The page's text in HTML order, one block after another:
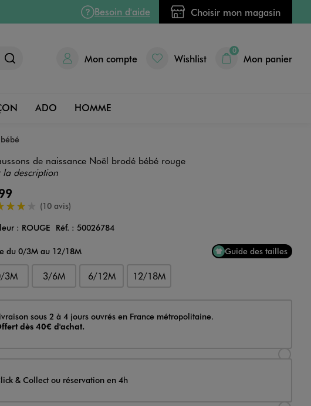
Besoin d'aide Choisir mon magasin
Mon compte Wishlist
0
Mon panier
ADO HOMME
de naissance Noël brodé bébé rouge
la description
moyenne(10 avis)
: ROUGE Réf. : 50026784
du 0/3M au 12/18M
Guide des tailles
3M 3/6M 6/12M 12/18M
sous 2 à 4 jours ouvrés en France métropolitaine.
dès 40€ d'achat.
& Collect ou réservation en 4h